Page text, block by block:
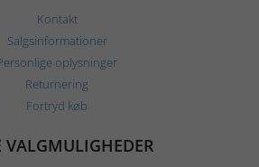
Kontakt
Salgsinformationer
oplysninger
Returnering
Fortryd køb
VALGMULIGHEDER